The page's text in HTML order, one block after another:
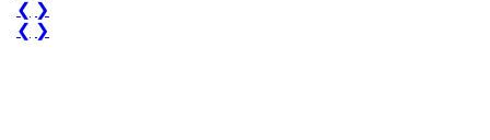
❮ ❯
❮ ❯